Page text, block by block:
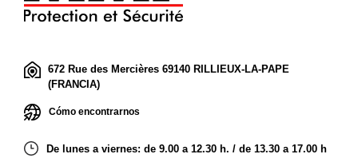
672 Rue des Mercières 69140 RILLIEUX-LA-PAPE
(FRANCIA)
Cómo encontrarnos
De lunes a viernes: de 9.00 a 12.30 h. / de 13.30 a 17.00 h